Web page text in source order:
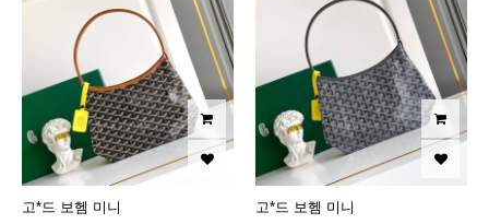
고*드 보헴 미니 고*드 보헴 미니